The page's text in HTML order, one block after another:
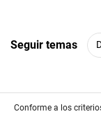
Seguir temas
Conforme a los